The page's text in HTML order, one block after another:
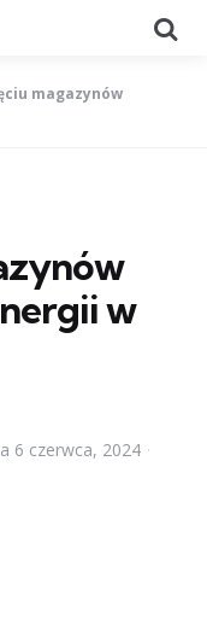
magazynów
w
6 czerwca, 2024